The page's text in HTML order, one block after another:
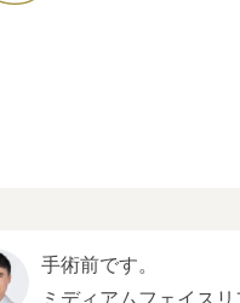
手術前です。